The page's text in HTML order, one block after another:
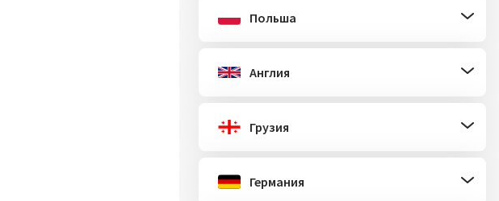
Польша
Англия
Грузия
Германия